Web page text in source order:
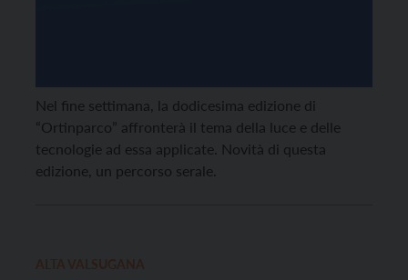
Nel fine settimana, la dodicesima edizione di
“Ortinparco” affronterà il tema della luce e delle
tecnologie ad essa applicate. Novità di questa
edizione, un percorso serale.